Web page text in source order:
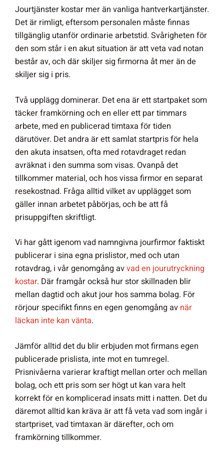
Jourtjänster kostar mer än vanliga hantverkartjänster.
Det är rimligt, eftersom personalen måste finnas
tillgänglig utanför ordinarie arbetstid. Svårigheten för
den som står i en akut situation är att veta vad notan
består av, och där skiljer sig firmorna åt mer än de
skiljer sig i pris.
Två upplägg dominerar. Det ena är ett startpaket som
täcker framkörning och en eller ett par timmars
arbete, med en publicerad timtaxa för tiden
därutöver. Det andra är ett samlat startpris för hela
den akuta insatsen, ofta med rotavdraget redan
avräknat i den summa som visas. Ovanpå det
tillkommer material, och hos vissa firmor en separat
resekostnad. Fråga alltid vilket av upplägget som
gäller innan arbetet påbörjas, och be att få
prisuppgiften skriftligt.
Vi har gått igenom vad namngivna jourfirmor faktiskt
publicerar i sina egna prislistor, med och utan
rotavdrag, i vår genomgång avvad en jourutryckning
kostar. Där framgår också hur stor skillnaden blir
mellan dagtid och akut jour hos samma bolag. För
rörjour specifikt finns en egen genomgång av när
läckan inte kan vänta.
Jämför alltid det du blir erbjuden mot firmans egen
publicerade prislista, inte mot en tumregel.
Prisnivåerna varierar kraftigt mellan orter och mellan
bolag, och ett pris som ser högt ut kan vara helt
korrekt för en komplicerad insats mitt i natten. Det du
däremot alltid kan kräva är att få veta vad som ingår i
startpriset, vad timtaxan är därefter, och om
framkörning tillkommer.